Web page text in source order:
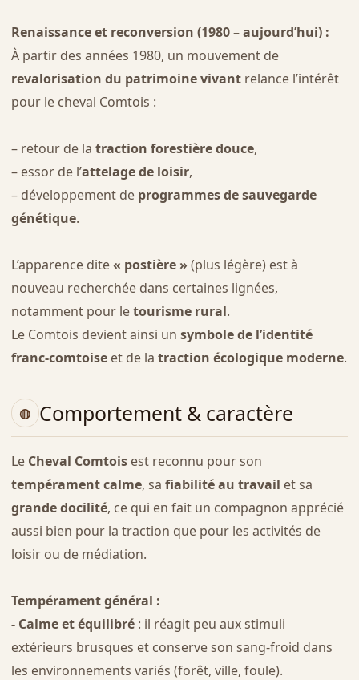
Renaissance et reconversion (1980 – aujourd’hui) :
À partir des années 1980, un mouvement de
revalorisation du patrimoine vivantrelance l’intérêt
pour le cheval Comtois :
– retour de la traction forestière douce,
– essor de l’attelage de loisir,
– développement de programmes de sauvegarde
génétique.
L’apparence dite« postière » (plus légère) est à
nouveau recherchée dans certaines lignées,
notamment pour letourisme rural.
Le Comtois devient ainsi un symbole de l’identité
franc-comtoiseet de la traction écologique moderne.
Comportement & caractère
Le Cheval Comtoisest reconnu pour son
tempérament calme, sa fiabilité au travail et sa
grande docilité, ce qui en fait un compagnon apprécié
aussi bien pour la traction que pour les activités de
loisir ou de médiation.
Tempérament général :
- Calme et équilibré: il réagit peu aux stimuli
extérieurs brusques et conserve son sang-froid dans
les environnements variés (forêt, ville, foule).